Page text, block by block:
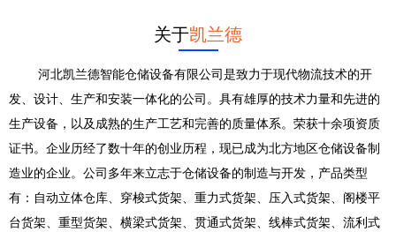
关于凯兰德
河北凯兰德智能仓储设备有限公司是致力于现代物流技术的开
发、设计、生产和安装一体化的公司。具有雄厚的技术力量和先进的
生产设备，以及成熟的生产工艺和完善的质量体系。荣获十余项资质
证书。企业历经了数十年的创业历程，现已成为北方地区仓储设备制
造业的企业。公司多年来立志于仓储设备的制造与开发，产品类型
有：自动立体仓库、穿梭式货架、重力式货架、压入式货架、阁楼平
台货架、重型货架、横梁式货架、贯通式货架、线棒式货架、流利式